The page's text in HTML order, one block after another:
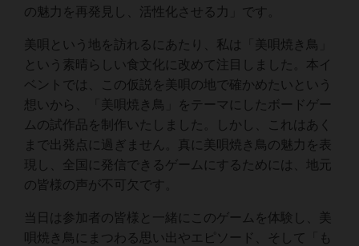
の魅力を再発見し、活性化させる力」です。
美唄という地を訪れるにあたり、私は「美唄焼き鳥」
という素晴らしい食文化に改めて注目しました。本イ
ベントでは、この仮説を美唄の地で確かめたいという
想いから、「美唄焼き鳥」をテーマにしたボードゲー
ムの試作品を制作いたしました。しかし、これはあく
まで出発点に過ぎません。真に美唄焼き鳥の魅力を表
現し、全国に発信できるゲームにするためには、地元
の皆様の声が不可欠です。
当日は参加者の皆様と一緒にこのゲームを体験し、美
唄焼き鳥にまつわる思い出やエピソード、そして「も